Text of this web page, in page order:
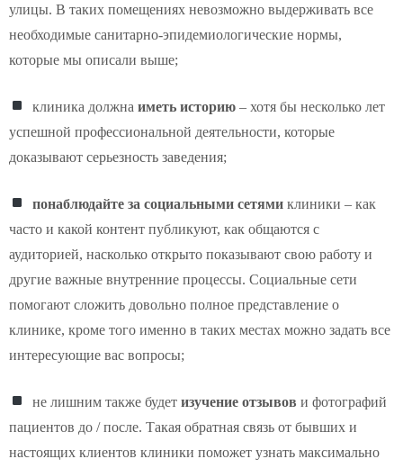
улицы. В таких помещениях невозможно выдерживать все
необходимые санитарно-эпидемиологические нормы,
которые мы описали выше;
клиника должнаиметь историю– хотя бы несколько лет
успешной профессиональной деятельности, которые
доказывают серьезность заведения;
понаблюдайте за социальными сетями клиники – как
часто и какой контент публикуют, как общаются с
аудиторией, насколько открыто показывают свою работу и
другие важные внутренние процессы. Социальные сети
помогают сложить довольно полное представление о
клинике, кроме того именно в таких местах можно задать все
интересующие вас вопросы;
не лишним также будетизучение отзывов и фотографий
пациентов до / после. Такая обратная связь от бывших и
настоящих клиентов клиники поможет узнать максимально